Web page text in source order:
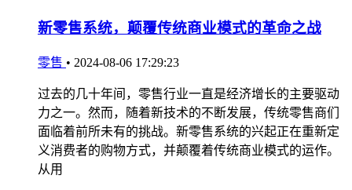
新零售系统，颠覆传统商业模式的革命之战
零售 • 2024-08-06 17:29:23
过去的几十年间，零售行业一直是经济增长的主要驱动
力之一。然而，随着新技术的不断发展，传统零售商们
面临着前所未有的挑战。新零售系统的兴起正在重新定
义消费者的购物方式，并颠覆着传统商业模式的运作。
从用